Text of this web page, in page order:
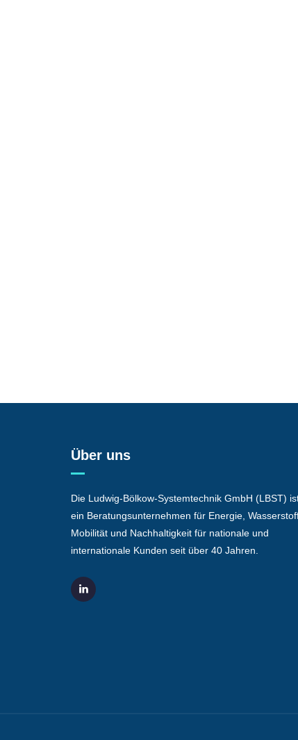
Über uns
Die Ludwig-Bölkow-Systemtechnik GmbH (LBST)
ein Beratungsunternehmen für Energie,
Mobilität und Nachhaltigkeit für nationale und
internationale Kunden seit über 40 Jahren.